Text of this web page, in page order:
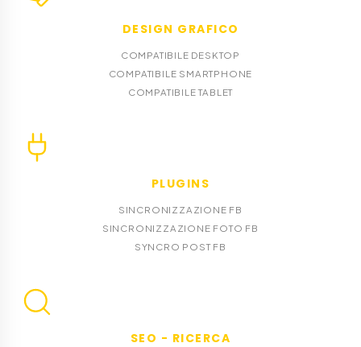
DESIGN GRAFICO
COMPATIBILE DESKTOP
COMPATIBILE SMARTPHONE
COMPATIBILE TABLET
PLUGINS
SINCRONIZZAZIONE FB
SINCRONIZZAZIONE FOTO FB
SYNCRO POST FB
SEO - RICERCA